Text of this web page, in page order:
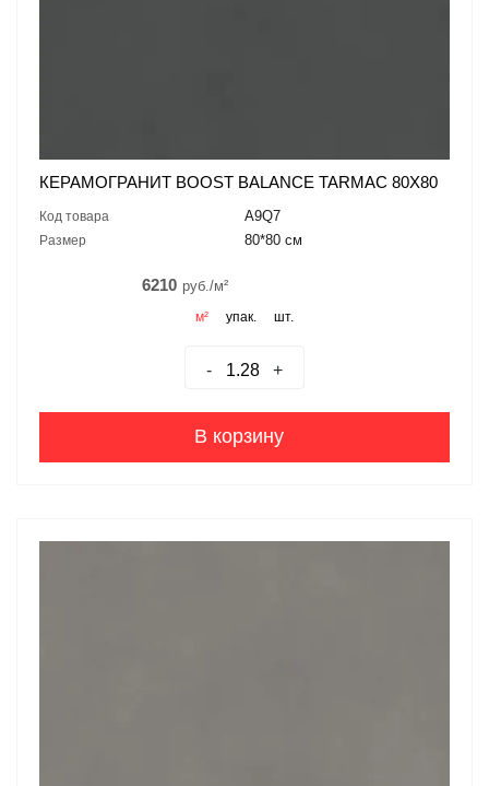
КЕРАМОГРАНИТ BOOST BALANCE TARMAC 80X80
Код товара A9Q7
Размер 80*80 см
6210 руб./м²
м² упак. шт.
- +
В корзину